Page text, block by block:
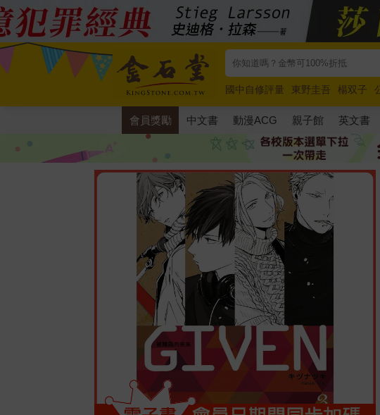
國中自修評量 東野圭吾 楊双子
唯紅花綻放
奧德賽 路邊攤新作
會員獎勵 中文書 動漫ACG 親子館 英文書